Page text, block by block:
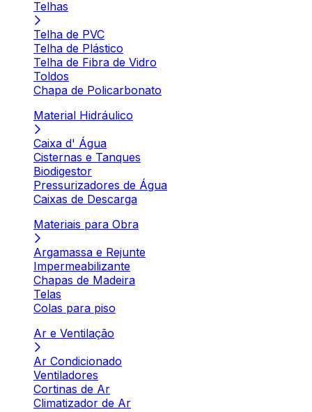
Telhas
Telha de PVC
Telha de Plástico
Telha de Fibra de Vidro
Toldos
Chapa de Policarbonato
Material Hidráulico
Caixa d' Água
Cisternas e Tanques
Biodigestor
Pressurizadores de Água
Caixas de Descarga
Materiais para Obra
Argamassa e Rejunte
Impermeabilizante
Chapas de Madeira
Telas
Colas para piso
Ar e Ventilação
Ar Condicionado
Ventiladores
Cortinas de Ar
Climatizador de Ar